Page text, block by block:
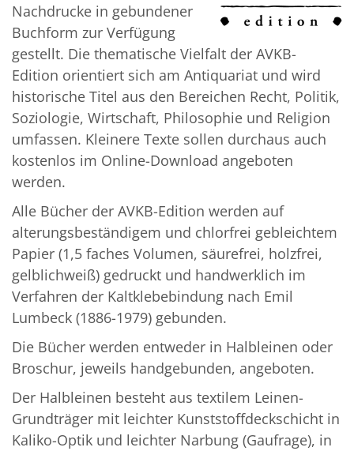
Neubuchsortiment
Über uns
Aktuelles
Meine Tätigkeitsfelder
Buchbinderei und Restauration
Glossar und Bibliographien
Kontakt
Newsletter
Nachdrucke in gebundener
Buchform zur Verfügung
gestellt. Die thematische Vielfalt der AVKB-
Edition orientiert sich am Antiquariat und wird
historische Titel aus den Bereichen Recht, Politik,
Soziologie, Wirtschaft, Philosophie und Religion
umfassen. Kleinere Texte sollen durchaus auch
kostenlos im Online-Download angeboten
werden.
Alle Bücher der AVKB-Edition werden auf
alterungsbeständigem und chlorfrei gebleichtem
Papier (1,5 faches Volumen, säurefrei, holzfrei,
gelblichweiß) gedruckt und handwerklich im
Verfahren der Kaltklebebindung nach Emil
Lumbeck (1886-1979) gebunden.
Die Bücher werden entweder in Halbleinen oder
Broschur, jeweils handgebunden, angeboten.
Der Halbleinen besteht aus textilem Leinen-
Grundträger mit leichter Kunststoffdeckschicht in
Kaliko-Optik und leichter Narbung (Gaufrage), in